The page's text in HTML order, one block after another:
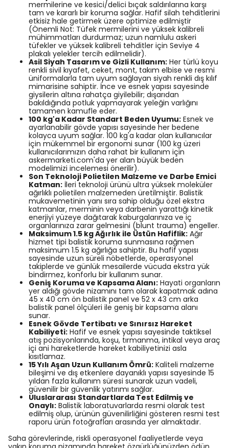
mermilerine ve kesici/delici bıçak saldırılarına karşı
tam ve kararlı bir koruma sağlar. Hafif silah tehditlerini
etkisiz hale getirmek üzere optimize edilmiştir
(Önemli Not: Tüfek mermilerini ve yüksek kalibreli
mühimmatları durdurmaz; uzun namlulu askeri
tüfekler ve yüksek kalibreli tehditler için Seviye 4
plakalı yelekler tercih edilmelidir).
Asil Siyah Tasarım ve Gizli Kullanım: Her türlü koyu
renkli sivil kıyafet, ceket, mont, takım elbise ve resmi
üniformalarla tam uyum sağlayan siyah renkli dış kılıf
mimarisine sahiptir. İnce ve esnek yapısı sayesinde
giysilerin altına rahatça giyilebilir; dışarıdan
bakıldığında potluk yapmayarak yeleğin varlığını
tamamen kamufle eder.
100 kg'a Kadar Standart Beden Uyumu: Esnek ve
ayarlanabilir gövde yapısı sayesinde her bedene
kolayca uyum sağlar. 100 kg'a kadar olan kullanıcılar
için mükemmel bir ergonomi sunar (100 kg üzeri
kullanıcılarımızın daha rahat bir kullanım için
askermarketi.com'da yer alan büyük beden
modelimizi incelemesi önerilir).
Son Teknoloji Polietilen Malzeme ve Darbe Emici
Katman: İleri teknoloji ürünü ultra yüksek moleküler
ağırlıklı polietilen malzemeden üretilmiştir. Balistik
mukavemetinin yanı sıra sahip olduğu özel ekstra
katmanlar, merminin veya darbenin yarattığı kinetik
enerjiyi yüzeye dağıtarak kaburgalarınıza ve iç
organlarınıza zarar gelmesini (blunt trauma) engeller.
Maksimum 1.5 kg Ağırlık ile Üstün Hafiflik: Ağır
hizmet tipi balistik koruma sunmasına rağmen
maksimum 1.5 kg ağırlığa sahiptir. Bu hafif yapısı
sayesinde uzun süreli nöbetlerde, operasyonel
takiplerde ve günlük mesailerde vücuda ekstra yük
bindirmez, konforlu bir kullanım sunar.
Geniş Koruma ve Kapsama Alanı: Hayati organların
yer aldığı gövde nizamını tam olarak kapatmak adına
45 x 40 cm ön balistik panel ve 52 x 43 cm arka
balistik panel ölçüleri ile geniş bir kapsama alanı
sunar.
Esnek Gövde Tertibatı ve Sınırsız Hareket
Kabiliyeti: Hafif ve esnek yapısı sayesinde taktiksel
atış pozisyonlarında, koşu, tırmanma, intikal veya araç
içi ani hareketlerde hareket kabiliyetinizi asla
kısıtlamaz.
15 Yılı Aşan Uzun Kullanım Ömrü: Kaliteli malzeme
bileşimi ve dış etkenlere dayanıklı yapısı sayesinde 15
yıldan fazla kullanım süresi sunarak uzun vadeli,
güvenilir bir güvenlik yatırımı sağlar.
Uluslararası Standartlarda Test Edilmiş ve
Onaylı: Balistik laboratuvarlarda resmi olarak test
edilmiş olup, ürünün güvenilirliğini gösteren resmi test
raporu ürün fotoğrafları arasında yer almaktadır.
Saha görevlerinde, riskli operasyonel faaliyetlerde veya